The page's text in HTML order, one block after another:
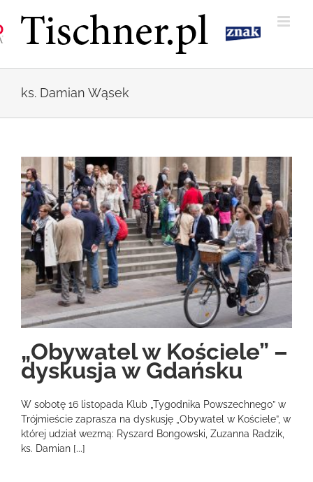
zawartości
ks. Damian Wąsek
„Obywatel w Kościele” –
dyskusja w Gdańsku
W sobotę 16 listopada Klub „Tygodnika Powszechnego” w
Trójmieście zaprasza na dyskusję „Obywatel w Kościele”, w
której udział wezmą: Ryszard Bongowski, Zuzanna Radzik,
ks. Damian [...]